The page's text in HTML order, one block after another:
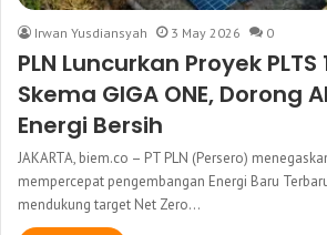
Irwan Yusdiansyah 3 May 2026 0
PLN Luncurkan Proyek PLTS
Skema GIGA ONE, Dorong
Energi Bersih
JAKARTA, biem.co – PT PLN (Persero)
mempercepat pengembangan Energi Baru
mendukung target Net Zero…